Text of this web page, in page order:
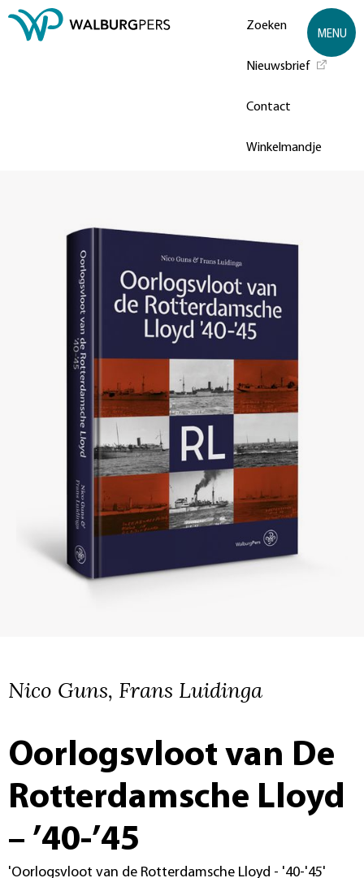
Zoeken
Nieuwsbrief
Contact
Winkelmandje
MENU
Nico Guns, Frans Luidinga
Oorlogsvloot van De
Rotterdamsche Lloyd
– ’40-’45
'Oorlogsvloot van de Rotterdamsche Lloyd - '40-'45'